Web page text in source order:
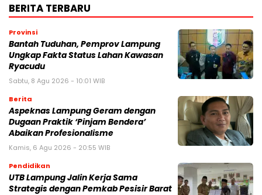
BERITA TERBARU
Provinsi
Bantah Tuduhan, Pemprov Lampung
Ungkap Fakta Status Lahan Kawasan
Ryacudu
Sabtu, 8 Agu 2026 - 10:01 WIB
Berita
Aspeknas Lampung Geram dengan
Dugaan Praktik ‘Pinjam Bendera’
Abaikan Profesionalisme
Kamis, 6 Agu 2026 - 20:55 WIB
Pendidikan
UTB Lampung Jalin Kerja Sama
Strategis dengan Pemkab Pesisir Barat